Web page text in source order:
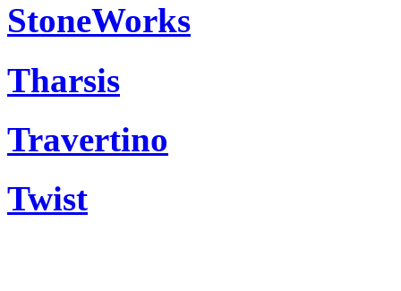
StoneWorks
Tharsis
Travertino
Twist